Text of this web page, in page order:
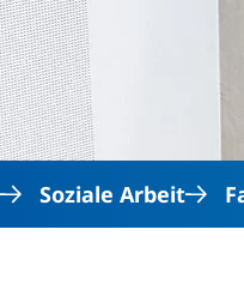
Soziale Arbeit